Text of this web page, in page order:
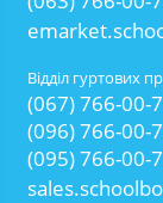
Відділ гуртових
(067) 766-00-
(096) 766-00-
(095) 766-00-